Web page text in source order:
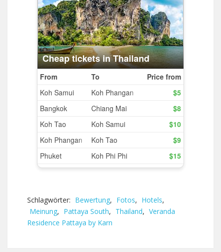
Schlagwörter: Bewertung, Fotos, Hotels,
Meinung, Pattaya South, Thailand, Veranda
Residence Pattaya by Karn